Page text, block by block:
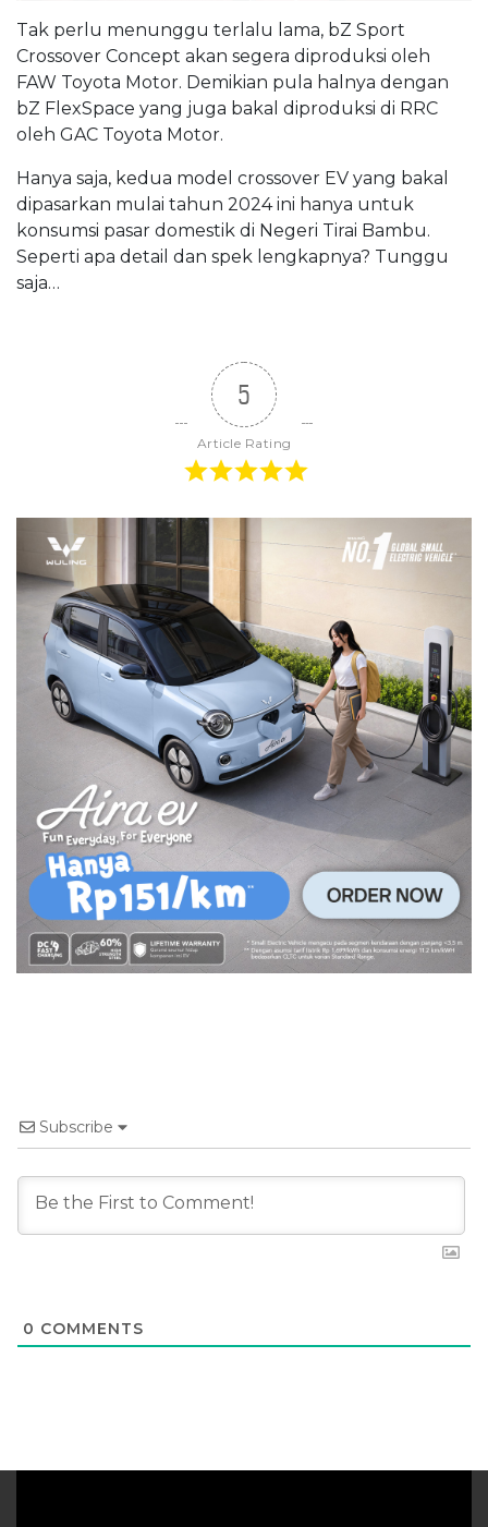
Tak perlu menunggu terlalu lama, bZ Sport
Crossover Concept akan segera diproduksi oleh
FAW Toyota Motor. Demikian pula halnya dengan
bZ FlexSpace yang juga bakal diproduksi di RRC
oleh GAC Toyota Motor.
Hanya saja, kedua model crossover EV yang bakal
dipasarkan mulai tahun 2024 ini hanya untuk
konsumsi pasar domestik di Negeri Tirai Bambu.
Seperti apa detail dan spek lengkapnya? Tunggu
saja…
5
Article Rating
Subscribe
0 COMMENTS